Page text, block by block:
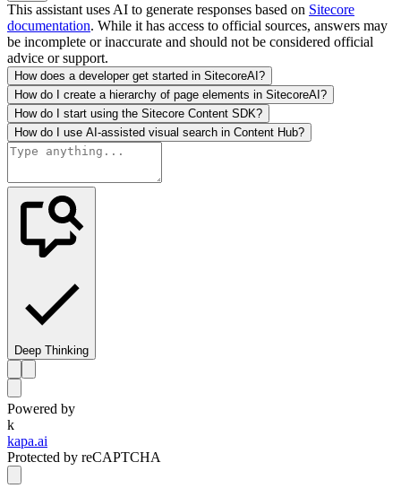
This assistant uses AI to generate responses based on Sitecore
documentation. While it has access to official sources, answers may
be incomplete or inaccurate and should not be considered official
advice or support.
How does a developer get started in SitecoreAI?
How do I create a hierarchy of page elements in SitecoreAI?
How do I start using the Sitecore Content SDK?
How do I use AI-assisted visual search in Content Hub?
Deep Thinking
Powered by
k
kapa.ai
Protected by reCAPTCHA